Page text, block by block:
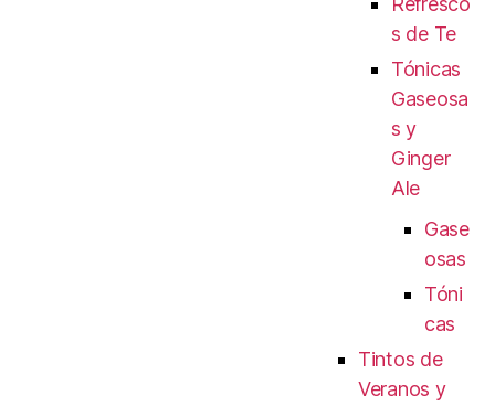
s de Te
Tónicas
Gaseosa
s y
Ginger
Ale
Gase
osas
Tóni
cas
Tintos de
Veranos y